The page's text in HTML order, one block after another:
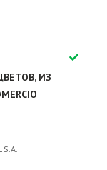
ИЗ
S.A.